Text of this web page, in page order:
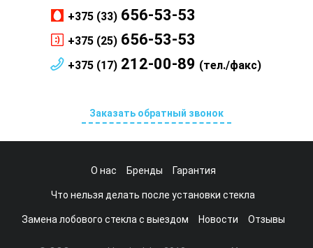
+375 (33) 656-53-53
+375 (25) 656-53-53
+375 (17) 212-00-89 (тел./факс)
Заказать обратный звонок
О нас Бренды Гарантия
Что нельзя делать после установки стекла
Замена лобового стекла с выездом Новости Отзывы